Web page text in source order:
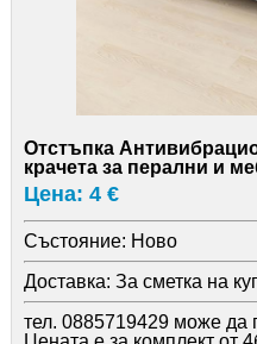
Отстъпка
крачета за перални и
Цена: 4 €
Състояние: Ново
Доставка: За сметка на
тел. 0885719429 може да